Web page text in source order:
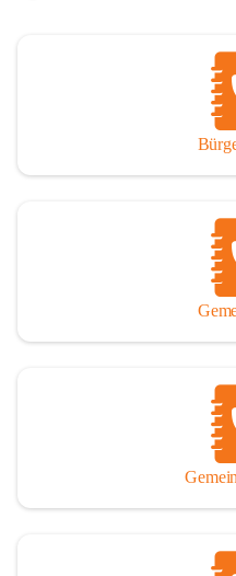
gedankt werden, die durch
durch das Überlassen von
dieses Buches wesentlich
Der Zeitdruck war enorm, um
Jubiläumsjahr abschließen zu
Ausführlichkeit behandelt
andere Fehler unterlief. Die
individuellen Möglichkeiten mit
Andreas Rohatsch wurde auf
Wo eine genaue
sind die entsprechenden
eingearbeitet. Der leichteren
streng gendergerechten